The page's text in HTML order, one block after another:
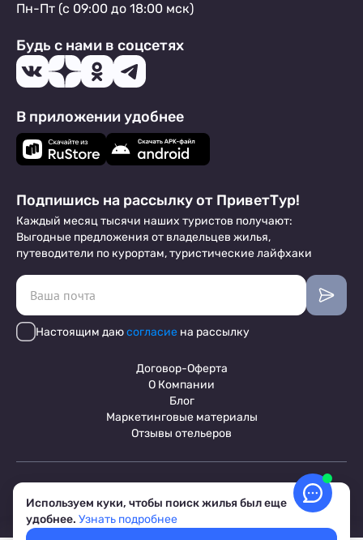
Пн-Пт (с 09:00 до 18:00 мск)
Будь с нами в соцсетях
В приложении удобнее
Подпишись на рассылку от ПриветТур!
Каждый месяц тысячи наших туристов получают:
Выгодные предложения от владельцев жилья,
путеводители по курортам, туристические лайфхаки
Настоящим даюсогласие на рассылку
Договор-Оферта
О Компании
Блог
Маркетинговые материалы
Отзывы отельеров
© 2017-2026 ПриветТур™
Обработка персональных данных
Условия бронирования объектов
Используем куки, чтобы поиск жилья был еще
удобнее. Узнать подробнее